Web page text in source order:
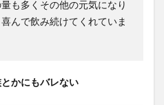
も多くその他の元気になり
んで飲み続けてくれていま
かにもバレない